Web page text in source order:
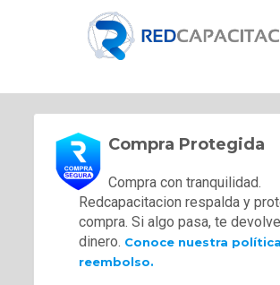
Compra Protegida
Compra con tranquilidad.
Redcapacitacion respalda y
compra. Si algo pasa, te
dinero. Conoce nuestra
reembolso.